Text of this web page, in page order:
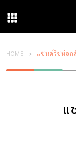
HOME แซนด์วิชห่อก
แ